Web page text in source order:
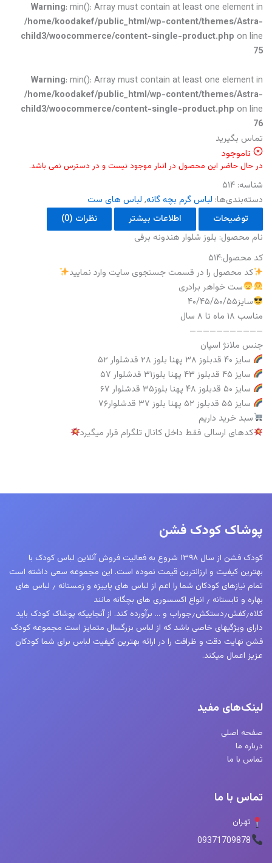
Warning: min(): Array must contain at least one element in
/home/koodakef/public_html/wp-content/themes/Astra-
child3/woocommerce/content-single-product.php on line
75
Warning: min(): Array must contain at least one element in
/home/koodakef/public_html/wp-content/themes/Astra-
child3/woocommerce/content-single-product.php on line
76
تماس بگیرید
ناموجود
در حال حاضر این محصول در انبار موجود نیست و در دسترس نمی باشد.
شناسه: ۵۱۴
دسته‌بندی‌ها: لباس گرم بچه گانه, لباس های ست
توضیحات
اطلاعات بیشتر
نظرات (0)
نام محصول: بلوز شلوار هندونه برفی
کد محصول:۵۱۴
کد محصول را در قسمت جستجوی سایت وارد نمایید
ست خواهر برادری
سایز۴۰/۴۵/۵۰/۵۵
مناسب ۱۸ ماه تا ۸ سال
———————————
جنس ملانژ اسپان
سایز ۴۰ قدبلوز ۳۸ پهنا بلوز ۲۸ قدشلوار ۵۲
سایز ۴۵ قدبلوز ۴۳ پهنا بلوز۳۱ قدشلوار ۵۷
سایز ۵۰ قدبلوز ۴۸ پهنا بلوز۳۵ قدشلوار ۶۷
سایز ۵۵ قدبلوز ۵۲ پهنا بلوز ۳۷ قدشلوار۷۶
سبد خرید داریم
کدهای ارسالی فقط داخل کانال تلگرام قرار میگیرد
پوشاک کودک فشن
کودک فشن از سال ۱۳۹۸ شروع به فعالیت فروش آنلاین لباس کودک با
بهترین کیفیت و ارزانترین قیمت نموده است. این مجموعه سعی داشته است
تمام نیازهای کودکان شما را اعم از لباس های پاییزه و زمستانه ٫ لباس های
بهاره و تابستانه ٫ انواع اکسسوری های بچگانه مانند
کلاه٫کفش٫دستکش٫جوراب و … برآورده کند. از آنجاییکه پوشاک کودک باید
دارای ویژگیهای خاصی باشد که از لباس بزرگسال متمایز است مجموعه کودک
فشن نهایت دقت و ظرافت را در ارائه بهترین کیفیت لباس برای شما کودکان
عزیز اعمال میکند.
لینک‌های مفید
صفحه اصلی
درباره ما
تماس با ما
تماس با ما
تهران
09371709878